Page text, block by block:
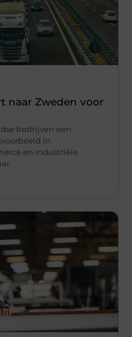
naar Zweden voor
bedrijven een
in
en industriële